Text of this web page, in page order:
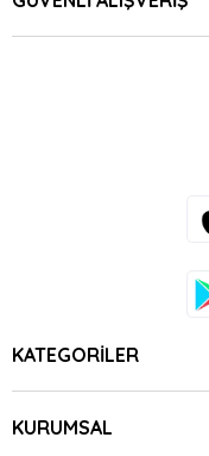
KATEGORİLER
KURUMSAL